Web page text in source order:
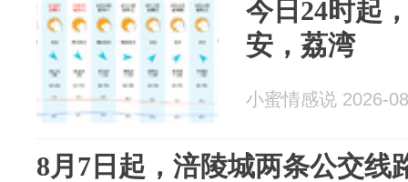
今日24时起
安，荔湾
小蜜情感说 2026-
8月7日起，涪陵城两条公交线